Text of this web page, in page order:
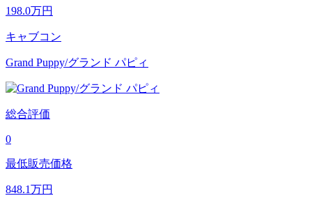
198.0万円
キャブコン
Grand Puppy/グランド パピィ
総合評価
0
最低販売価格
848.1万円